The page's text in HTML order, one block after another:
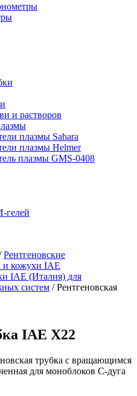
и растворов
плазмы Sahara
плазмы Helmer
плазмы GMS-0408
гелей
Рентгеновские
и кожухи IAE
IAE (Италия) для
систем / Рентгеновская
IAE X22
трубка с вращающимся
для моноблоков C-дуга